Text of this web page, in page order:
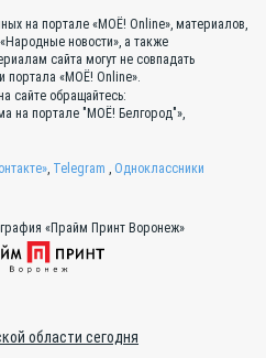
на портале «МОЁ! Online», материалов,
новости», а также
сайта могут не совпадать
портала «МОЁ! Online».
сайте обращайтесь:
на портале "МОЁ! Белгород"»,
, Telegram , Одноклассники
«Прайм Принт Воронеж»
области сегодня